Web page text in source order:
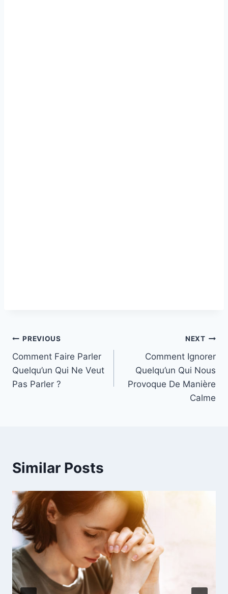
Post
navigation
PREVIOUS
Comment Faire Parler
Quelqu’un Qui Ne Veut
Pas Parler ?
NEXT
Comment Ignorer
Quelqu’un Qui Nous
Provoque De Manière
Calme
Similar Posts